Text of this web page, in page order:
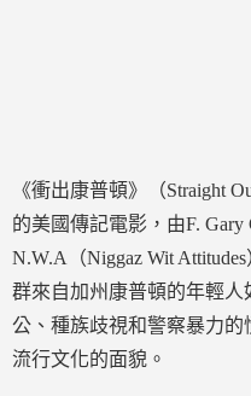
《衝出康普頓》（Straight
的美國傳記電影，由F.
N.W.A（Niggaz Wit
群來自加州康普頓的年輕
公、種族歧視和警察暴力
流行文化的面貌。